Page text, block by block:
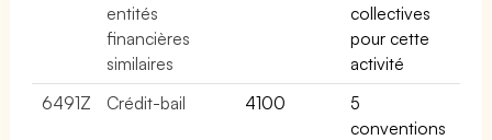
entités
financières
similaires
collectives
pour cette
activité
6491Z
Crédit-bail 4100
5
conventions